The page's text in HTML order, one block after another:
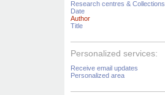
Research centres & Collections
Date
Author
Title
Personalized services:
Receive email updates
Personalized area